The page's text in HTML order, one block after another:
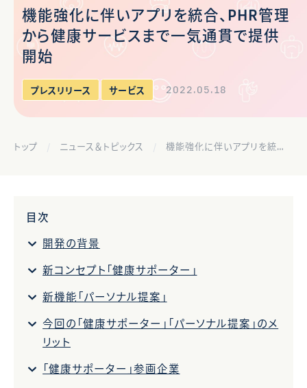
機能強化に伴いアプリを統合、PHR管理
から健康サービスまで一気通貫で提供
開始
プレスリリース サービス 2022.05.18
トップ ニュース＆トピックス 機能強化に伴いアプリを統合、PHR管理から健康サービスまで一気通貫で提供開始
目次
開発の背景
新コンセプト「健康サポーター」
新機能「パーソナル提案」
今回の「健康サポーター」「パーソナル提案」のメ
リット
「健康サポーター」参画企業